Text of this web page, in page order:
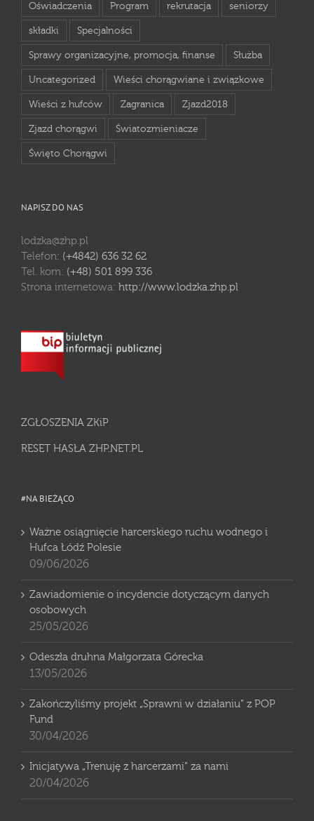
Oświadczenia Program rekrutacja seniorzy
składki Specjalności
Sprawy organizacyjne, promocja, finanse Służba
Uncategorized Wieści chorągwiane i związkowe
Wieści z hufców Zagranica Zjazd2018
Zjazd chorągwi Światozmieniacze
Święto Chorągwi
NAPISZ DO NAS
lodzka@zhp.pl
Telefon: (+4842) 636 32 62
Tel. kom: (+48) 501 899 336
Strona internetowa: http://www.lodzka.zhp.pl
ZGŁOSZENIA ZKiP
RESET HASŁA ZHP.NET.PL
#NA BIEŻĄCO
Ważne osiągnięcie harcerskiego ruchu wodnego i
Hufca Łódź Polesie
09/06/2026
Zawiadomienie o incydencie dotyczącym danych
osobowych
25/05/2026
Odeszła druhna Małgorzata Górecka
13/05/2026
Zakończyliśmy projekt „Sprawni w działaniu” z POP
Fund
30/04/2026
Inicjatywa „Trenuję z harcerzami” za nami
20/04/2026